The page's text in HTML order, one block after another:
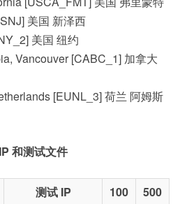
美国 新泽西
美国 纽约
Vancouver [CABC_1] 加拿大
[EUNL_3] 荷兰 阿姆斯
和测试文件
测试 IP
100
500